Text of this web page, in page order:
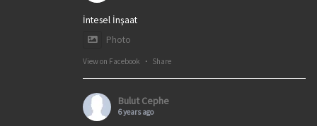
İntesel İnşaat
Photo
View on Facebook · Share
Bulut Cephe
6 years ago